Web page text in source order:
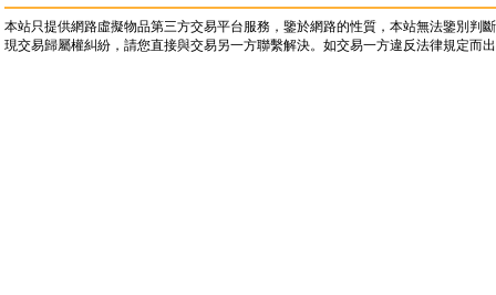
本站只提供網路虛擬物品第三方交易平台服務，鑒於網路的性質，本站無法鑒別
現交易歸屬權糾紛，請您直接與交易另一方聯繫解決。如交易一方違反法律規定